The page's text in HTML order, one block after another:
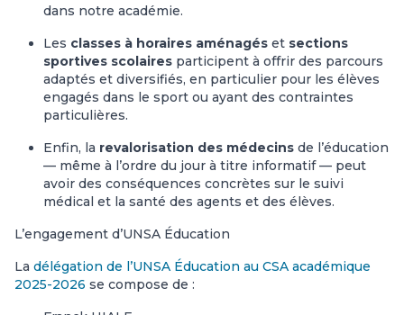
dans notre académie.
Les classes à horaires aménagés et sections
sportives scolaires participent à offrir des parcours
adaptés et diversifiés, en particulier pour les élèves
engagés dans le sport ou ayant des contraintes
particulières.
Enfin, la revalorisation des médecins de l’éducation
— même à l’ordre du jour à titre informatif — peut
avoir des conséquences concrètes sur le suivi
médical et la santé des agents et des élèves.
L’engagement d’UNSA Éducation
La délégation de l’UNSA Éducation au CSA académique
2025-2026 se compose de :